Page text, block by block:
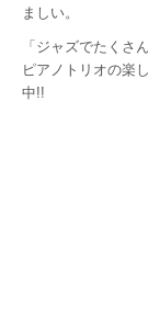
ましい。
「ジャズでたくさ
ピアノトリオの楽
中!!